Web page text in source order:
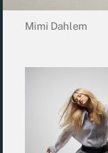
Mimi Dahlem